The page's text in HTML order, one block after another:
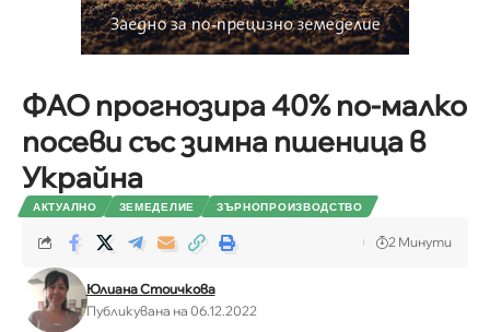
ФАО прогнозира 40% по-малко
посеви със зимна пшеница в
Украйна
АКТУАЛНО ЗЕМЕДЕЛИЕ ЗЪРНОПРОИЗВОДСТВО
Юлиана Стоичкова
Публикувана на 06.12.2022
2 Минути